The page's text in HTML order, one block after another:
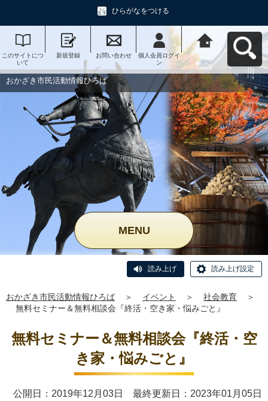
ひらがなをつける
このサイトにつ
いて
新規登録 お問い合わせ
個人会員ログイ
ン
おかざき市民活
動情報ひろばへ
戻る
おかざき市民活動情報ひろば
MENU
読み上げ 読み上げ設定
おかざき市民活動情報ひろば ＞ イベント ＞ 社会教育
＞
無料セミナー＆無料相談会『終活・空き家・悩みごと』
無料セミナー＆無料相談会『終活・空
き家・悩みごと』
公開日：2019年12月03日 最終更新日：2023年01月05日